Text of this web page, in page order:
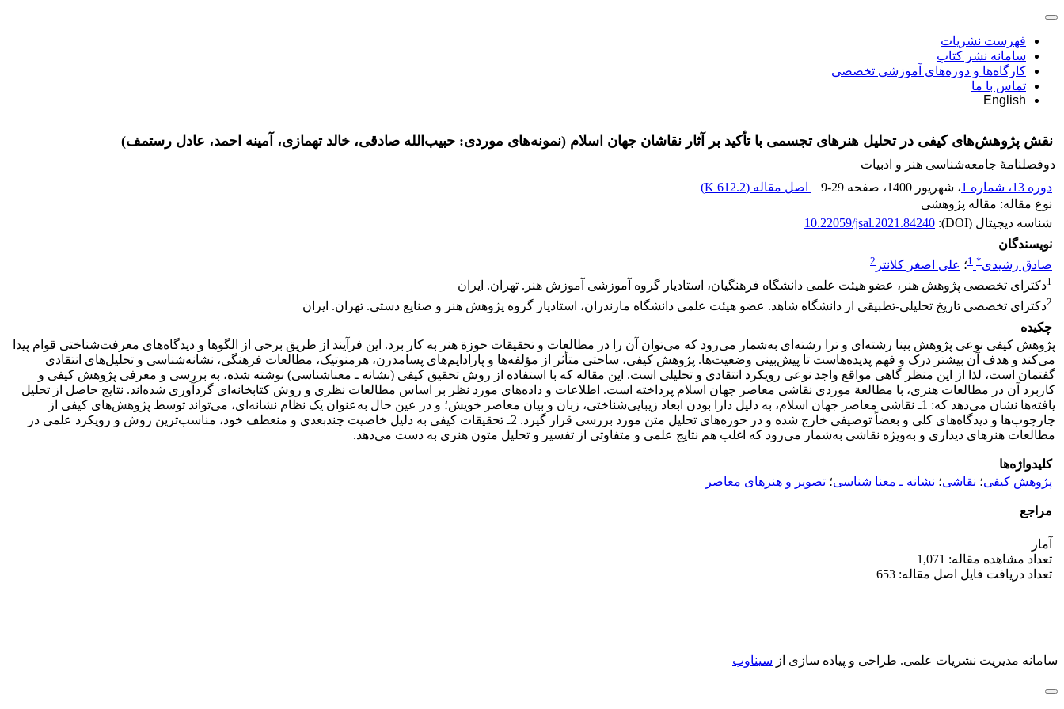
فهرست نشریات
سامانه نشر کتاب
کارگاه‌ها و دوره‌های آموزشی تخصصی
تماس با ما
English
نقش پژوهش‌های کیفی در تحلیل هنرهای تجسمی با تأکید بر آثار نقاشان جهان اسلام (نمونه‌های موردی: حبیب‌الله صادقی، خالد تهمازی، آمینه احمد، عادل رستمف)
دوفصلنامۀ جامعه‌شناسی هنر و ادبیات
دوره 13، شماره 1
، شهریور 1400 ، صفحه 9-29 اصل مقاله (612.2 K
)
نوع مقاله: مقاله پژوهشی
شناسه دیجیتال (DOI):
10.22059/jsal.2021.84240
نویسندگان
صادق رشیدی*
1؛ علی اصغر کلانتر 2
1دکترای تخصصی پژوهش هنر، عضو هیئت علمی دانشگاه فرهنگیان، استادیار گروه آموزشی آموزش هنر. تهران. ایران
2دکترای تخصصی تاریخ تحلیلی-تطبیقی از دانشگاه شاهد. عضو هیئت علمی دانشگاه مازندران، استادیار گروه پژوهش هنر و صنایع دستی. تهران. ایران
چکیده
پژوهش کیفی نوعی پژوهش بینا رشته‌ای و ترا رشته‌ای به‌شمار می‌رود که می‌توان آن را در مطالعات و تحقیقات حوزة هنر به کار برد. این فرآیند از طریق برخی از الگوها و دیدگاه‌های معرفت‌شناختی قوام پیدا
می‌کند و هدف آن بیشتر درک و فهم پدیده‌هاست تا پیش‌بینی وضعیت‌ها. پژوهش کیفی، ساحتی متأثر از مؤلفه‌ها و پارادایم‌های پسامدرن، هرمنوتیک، مطالعات فرهنگی، نشانه‌شناسی و تحلیل‌های انتقادی
گفتمان است، لذا از این منظر گاهی مواقع واجد نوعی رویکرد انتقادی و تحلیلی است. این مقاله که با استفاده از روش تحقیق کیفی (نشانه ـ معناشناسی) نوشته شده، به بررسی و معرفی پژوهش کیفی و
کاربرد آن در مطالعات هنری، با مطالعة موردی نقاشی معاصر جهان اسلام پرداخته ‌است. اطلاعات و داده‌های مورد نظر بر اساس مطالعات نظری و روش کتابخانه‌ای گردآوری شده‌اند. نتایج حاصل از تحلیل
یافته‌ها نشان می‌دهد که: 1ـ نقاشی معاصر جهان اسلام، به دلیل دارا بودن ابعاد زیبایی‌شناختی، زبان و بیان معاصر خویش؛ و در عین حال به‌عنوان یک نظام نشانه‌ای، می‌تواند توسط پژوهش‌های کیفی از
چارچوب‌ها و دیدگاه‌های کلی و بعضاً توصیفی خارج شده و در حوزه‌های تحلیل متن مورد بررسی قرار گیرد. 2ـ تحقیقات کیفی به دلیل خاصیت چند‌بعدی و منعطف خود، مناسب‌ترین روش و رویکرد علمی در
مطالعات هنرهای دیداری و به‌ویژه نقاشی به‌شمار می‌رود که اغلب هم نتایج علمی و متفاوتی از تفسیر و تحلیل متون هنری به دست می‌دهد.
کلیدواژه‌ها
پژوهش کیفی؛ نقاشی؛ نشانه ـ معنا شناسی؛ تصویر و هنرهای معاصر
مراجع
آمار
تعداد مشاهده مقاله: 1,071
تعداد دریافت فایل اصل مقاله: 653
سامانه مدیریت نشریات علمی. طراحی و پیاده سازی از سیناوب